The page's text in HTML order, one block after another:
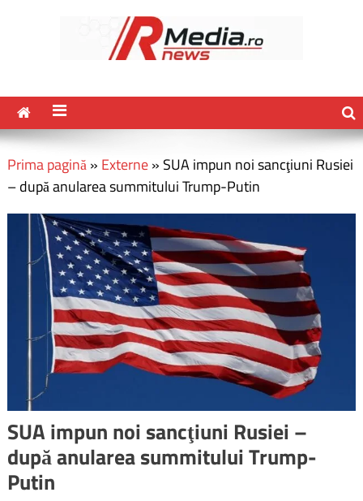
Prima pagină» Externe» SUA impun noi sancţiuni Rusiei
– după anularea summitului Trump-Putin
SUA impun noi sancţiuni Rusiei –
după anularea summitului Trump-
Putin